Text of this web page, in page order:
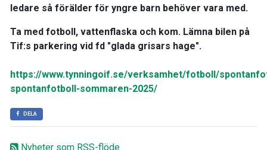
Nyheter som RSS-flöde
ledare så förälder för yngre barn behöver vara med.
Ta med fotboll, vattenflaska och kom. Lämna bilen på
Tif:s parkering vid fd "glada grisars hage".
https://www.tynningoif.se/verksamhet/fotboll/
spontanfotboll-sommaren-2025/
DELA